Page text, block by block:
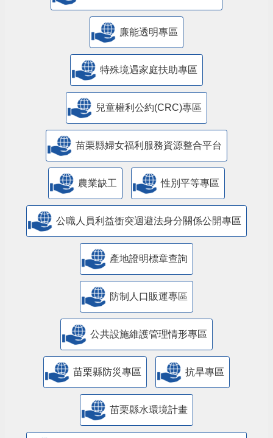
廉能透明專區
特殊境遇家庭扶助專區
兒童權利公約(CRC)專區
苗栗縣婦女福利服務資源整合平台
農業缺工 性別平等專區
公職人員利益衝突迴避法身分關係公開專區
產地證明標章查詢
防制人口販運專區
​公共設施維護管理情形專區
苗栗縣防災專區 抗旱專區
苗栗縣水環境計畫